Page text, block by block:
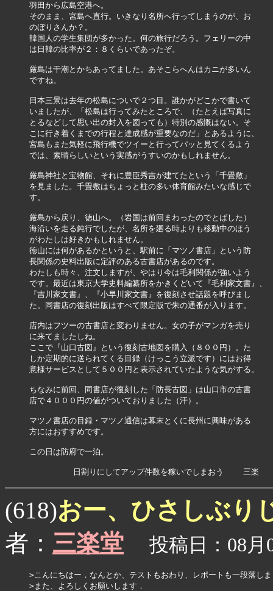
羽田から広島空港へ。
そのまま、宮島へ直行。いきなり名所へ行ってしまうのが、お
のぼりさんか？。
韓国人の学生集団が多かった。何の旅行だろう。フェリーの中
は日韓の比率が２：８くらいであったぞ。
厳島は干潮とかちあってました。あそこらへんはカニが多いん
ですね。
日本三景は去年の松島についで２つ目。誰かがどこかで書いて
いましたが、「松島は行ってみたところで、（たとえば写真に
とるなどして思い出の封入を図っても）特別の感慨はない。そ
こに行き着くまでの行程と達成感が重要なのだ」とあるように、
宮島もまた気軽に飛行機でツイーと行ってパッと見てくるよう
では、素晴らしいという実感がうすいのかもしれません。
厳島神社と宝物館、それに豊臣秀吉が建てたという「千畳敷」
を見ました。千畳敷はちょっと柱の多い体育館みたいな感じで
す。
厳島から戻り、徳山へ。（岩国は前回まわったのでとばした）
海沿いを走る鈍行でしたが、名所を廻る時よりも移動中のほう
がわたしは好きかもしれません。
徳山には何があるかというと、駅前に「マツノ書店」という防
長関係の史料出版に定評のある古書店があるのです。
わたしも時々、注文しますが、やはり今は毛利関係が強いよう
です。最近は東京大学史料編纂所をかきくどいて『毛利家文書』、
『吉川家文書』、『小早川家文書』を復刻させ話題を呼びまし
た。同書店の復刻出版はすべて限定版で朱の通番が入ります。
店内はフツーの古書店と変わりません。女の子がマンガを売り
に来てましたしね。
ここで『山口古図』という復刻古地図を購入（８００円）。た
しか定期的に送られてくる目録（けっこう立派です）にはお得
意様サービスとして５００円と表示されていたような気がする。
ちなみに前回、同書店が復刻した「防長古図」は山口市の古書
店で４０００円の値がついておりました（汗）。
マツノ書店の目録・マツノ通信は幕末とくに長州に興味がある
方にはおすすめです。
この日は防府で一泊。
(618)おー、ひさしぶり
者： 三楽堂 投稿日：08月
>こんにちはー．なんとか、テストもおわり、レポートも一段落し
>また、よろしくお願いします．